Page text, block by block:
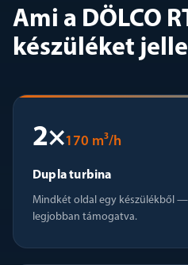
Ami a DÖLCO
készüléket
2×170 m³/h
Dupla turbina
Mindkét oldal egy készülékből
legjobban támogatva.